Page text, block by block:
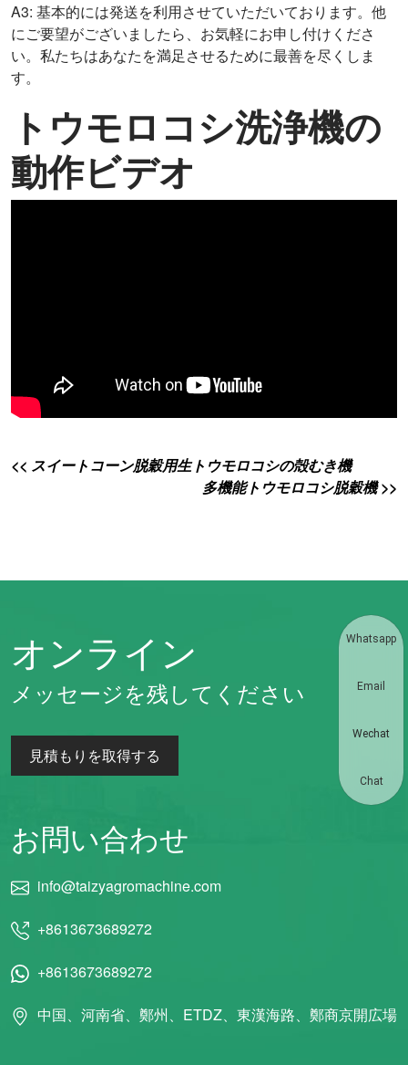
A3: 基本的には発送を利用させていただいております。他
にご要望がございましたら、お気軽にお申し付けくださ
い。私たちはあなたを満足させるために最善を尽くしま
す。
トウモロコシ洗浄機の
動作ビデオ
<< スイートコーン脱穀用生トウモロコシの殻むき機
多機能トウモロコシ脱穀機 >>
オンライン
メッセージを残してください
見積もりを取得する
お問い合わせ
info@taizyagromachine.com
+8613673689272
+8613673689272
中国、河南省、鄭州、ETDZ、東漢海路、鄭商京開広場
Whatsapp
Email
Wechat
Chat